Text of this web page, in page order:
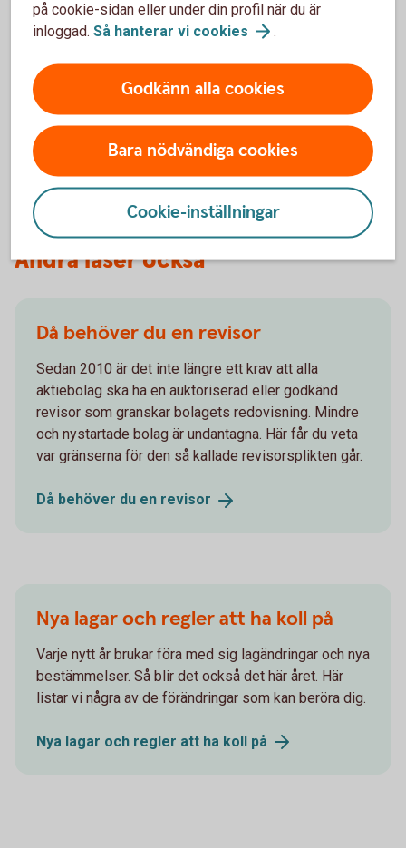
e-faktura
Vi erbjuder lösningar för att skicka och ta emot e-
fakturor. Distributionen sker snabbt och säkert,
utifrån ditt företags behov.
e-
Andra läser också
Då behöver du en revisor
Sedan 2010 är det inte längre ett krav att alla
aktiebolag ska ha en auktoriserad eller godkänd
revisor som granskar bolagets redovisning. Mindre
och nystartade bolag är undantagna. Här får du veta
var gränserna för den så kallade revisorsplikten går.
Då behöver du en revisor
Nya lagar och regler att ha koll på
Varje nytt år brukar föra med sig lagändringar och nya
bestämmelser. Så blir det också det här året. Här
listar vi några av de förändringar som kan beröra dig.
Nya lagar och regler att ha koll på
på cookie-sidan eller under din profil när du är
inloggad. Så hanterar vi cookies .
Godkänn alla cookies
Bara nödvändiga cookies
Cookie-inställningar